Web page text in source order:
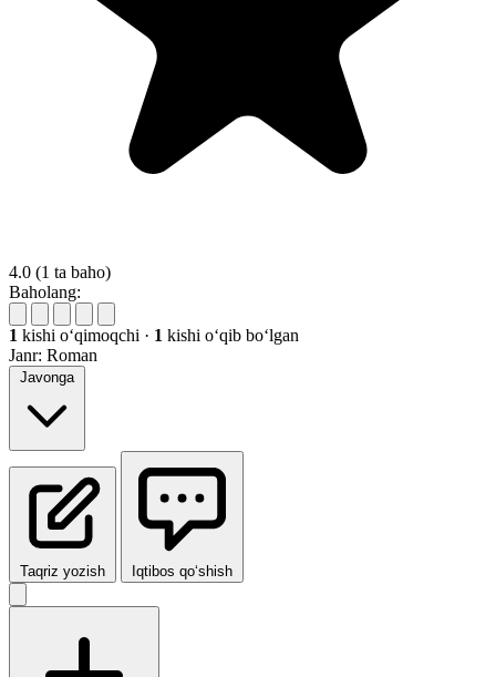
4.0 (1 ta baho)
Baholang:
1 kishi oʻqimoqchi · 1 kishi oʻqib boʻlgan
Janr: Roman
Javonga
Taqriz yozish Iqtibos qo‘shish